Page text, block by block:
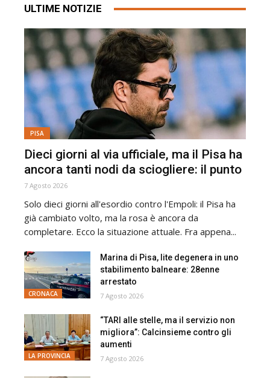
ULTIME NOTIZIE
PISA
Dieci giorni al via ufficiale, ma il Pisa ha
ancora tanti nodi da sciogliere: il punto
7 Agosto 2026
Solo dieci giorni all'esordio contro l'Empoli: il Pisa ha
già cambiato volto, ma la rosa è ancora da
completare. Ecco la situazione attuale. Fra appena...
CRONACA
Marina di Pisa, lite degenera in uno
stabilimento balneare: 28enne
arrestato
7 Agosto 2026
LA PROVINCIA
“TARI alle stelle, ma il servizio non
migliora”: Calcinsieme contro gli
aumenti
7 Agosto 2026